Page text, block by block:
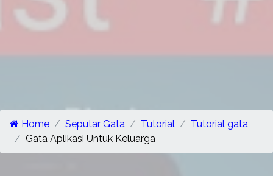
Home Seputar Gata Tutorial
Tutorial gata
Gata Aplikasi Untuk Keluarga